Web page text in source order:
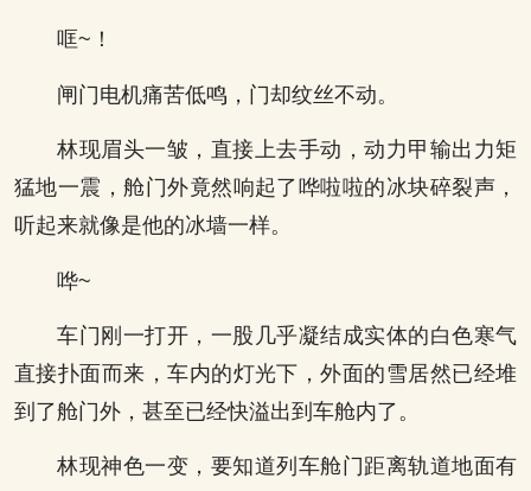
哐~！
闸门电机痛苦低鸣，门却纹丝不动。
林现眉头一皱，直接上去手动，动力甲输出力矩
猛地一震，舱门外竟然响起了哗啦啦的冰块碎裂声，
听起来就像是他的冰墙一样。
哗~
车门刚一打开，一股几乎凝结成实体的白色寒气
直接扑面而来，车内的灯光下，外面的雪居然已经堆
到了舱门外，甚至已经快溢出到车舱内了。
林现神色一变，要知道列车舱门距离轨道地面有